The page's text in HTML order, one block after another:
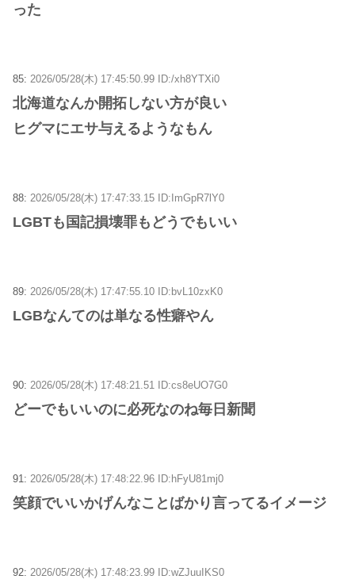
った
85: 2026/05/28(木) 17:45:50.99 ID:/xh8YTXi0
北海道なんか開拓しない方が良い
ヒグマにエサ与えるようなもん
88: 2026/05/28(木) 17:47:33.15 ID:ImGpR7lY0
LGBTも国記損壊罪もどうでもいい
89: 2026/05/28(木) 17:47:55.10 ID:bvL10zxK0
LGBなんてのは単なる性癖やん
90: 2026/05/28(木) 17:48:21.51 ID:cs8eUO7G0
どーでもいいのに必死なのね毎日新聞
91: 2026/05/28(木) 17:48:22.96 ID:hFyU81mj0
笑顔でいいかげんなことばかり言ってるイメージ
92: 2026/05/28(木) 17:48:23.99 ID:wZJuuIKS0